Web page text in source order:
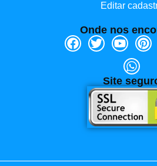
Editar
Onde nos
Site